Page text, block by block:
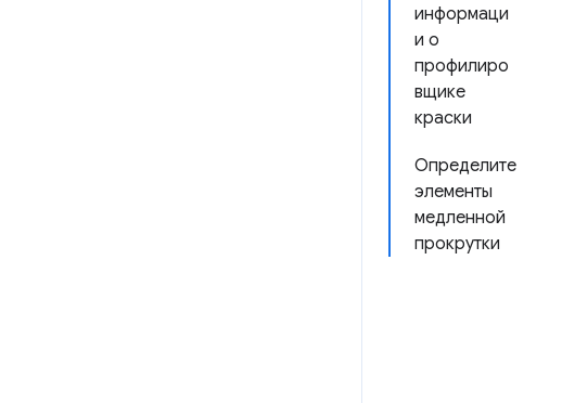
информаци
и о
профилиро
вщике
краски
Определите
элементы
медленной
прокрутки